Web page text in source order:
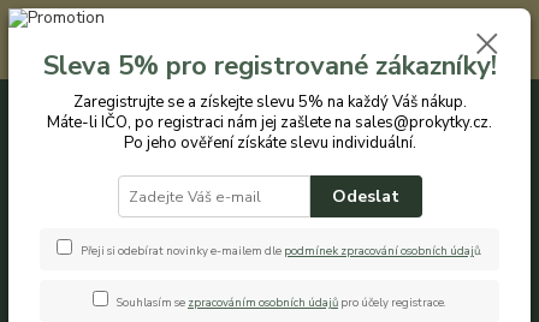
Registrovaným zákazníkům nabízíme slevu 5% na každý nákup. Máte-li
IČO, po registraci nám jej zašlete na sales@prokytky.cz. Po jeho ověření
získáte slevu individuální. Přejít na registraci →
CZK
+420 774 544 973 0ks
Sleva 5% pro registrované zákazníky!
Zaregistrujte se a získejte slevu 5% na každý Váš nákup.
Máte-li IČO, po registraci nám jej zašlete na sales@prokytky.cz.
Po jeho ověření získáte slevu individuální.
Odeslat
Přeji si odebírat novinky e-mailem dle podmínek zpracování osobních údajů.
Souhlasím se zpracováním osobních údajů pro účely registrace.